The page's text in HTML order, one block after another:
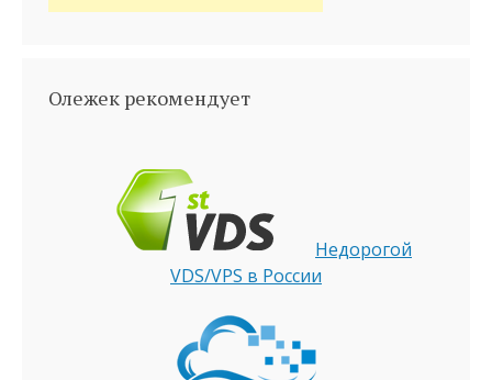
Олежек рекомендует
Недорогой
VDS/VPS в России